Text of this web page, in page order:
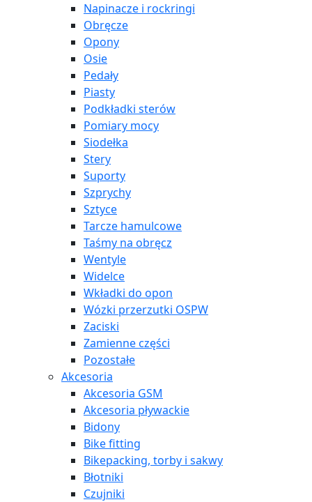
Napinacze i rockringi
Obręcze
Opony
Osie
Pedały
Piasty
Podkładki sterów
Pomiary mocy
Siodełka
Stery
Suporty
Szprychy
Sztyce
Tarcze hamulcowe
Taśmy na obręcz
Wentyle
Widelce
Wkładki do opon
Wózki przerzutki OSPW
Zaciski
Zamienne części
Pozostałe
Akcesoria
Akcesoria GSM
Akcesoria pływackie
Bidony
Bike fitting
Bikepacking, torby i sakwy
Błotniki
Czujniki